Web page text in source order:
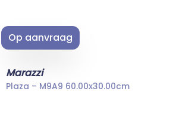
Op aanvraag
Marazzi
Plaza – M9A9 60.00x30.00cm